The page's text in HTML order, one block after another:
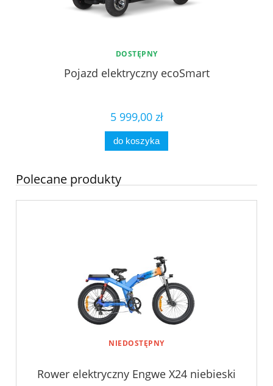
DOSTĘPNY
Pojazd elektryczny ecoSmart
5 999,00 zł
do koszyka
Polecane produkty
NIEDOSTĘPNY
Rower elektryczny Engwe X24 niebieski